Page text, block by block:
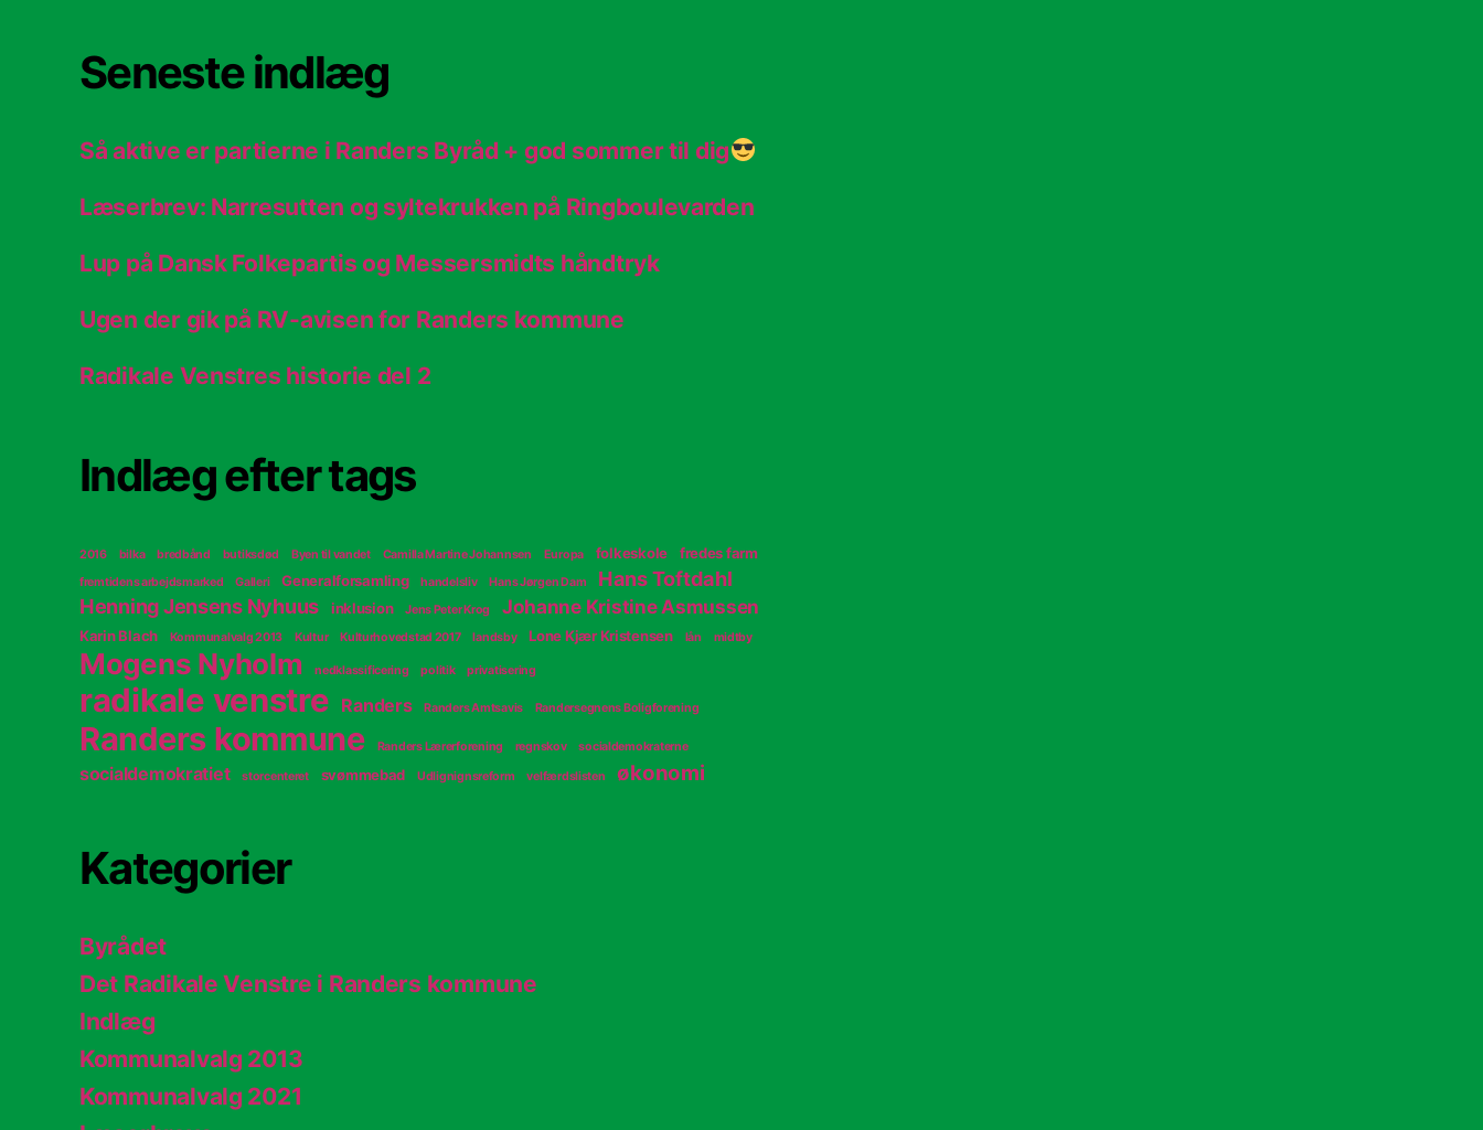
Seneste indlæg
Så aktive er partierne i Randers Byråd + god sommer til dig
Læserbrev: Narresutten og syltekrukken på Ringboulevarden
Lup på Dansk Folkepartis og Messersmidts håndtryk
Ugen der gik på RV-avisen for Randers kommune
Radikale Venstres historie del 2
Indlæg efter tags
2016 bilka bredbånd butiksdød Byen til vandet Camilla Martine Johannsen Europa folkeskole fredes farm
fremtidens arbejdsmarked Galleri Generalforsamling handelsliv Hans Jørgen Dam
Hans Toftdahl
Henning Jensens Nyhuus
inklusion Jens Peter Krog Johanne Kristine Asmussen
Karin Blach Kommunalvalg 2013 Kultur Kulturhovedstad 2017 landsby Lone Kjær Kristensen lån midtby
Mogens Nyholm nedklassificering politik privatisering
radikale venstre Randers Randers Amtsavis Randersegnens Boligforening
Randers kommune Randers Lærerforening regnskov socialdemokraterne
socialdemokratiet storcenteret svømmebad Udlignignsreform velfærdslisten økonomi
Kategorier
Byrådet
Det Radikale Venstre i Randers kommune
Indlæg
Kommunalvalg 2013
Kommunalvalg 2021